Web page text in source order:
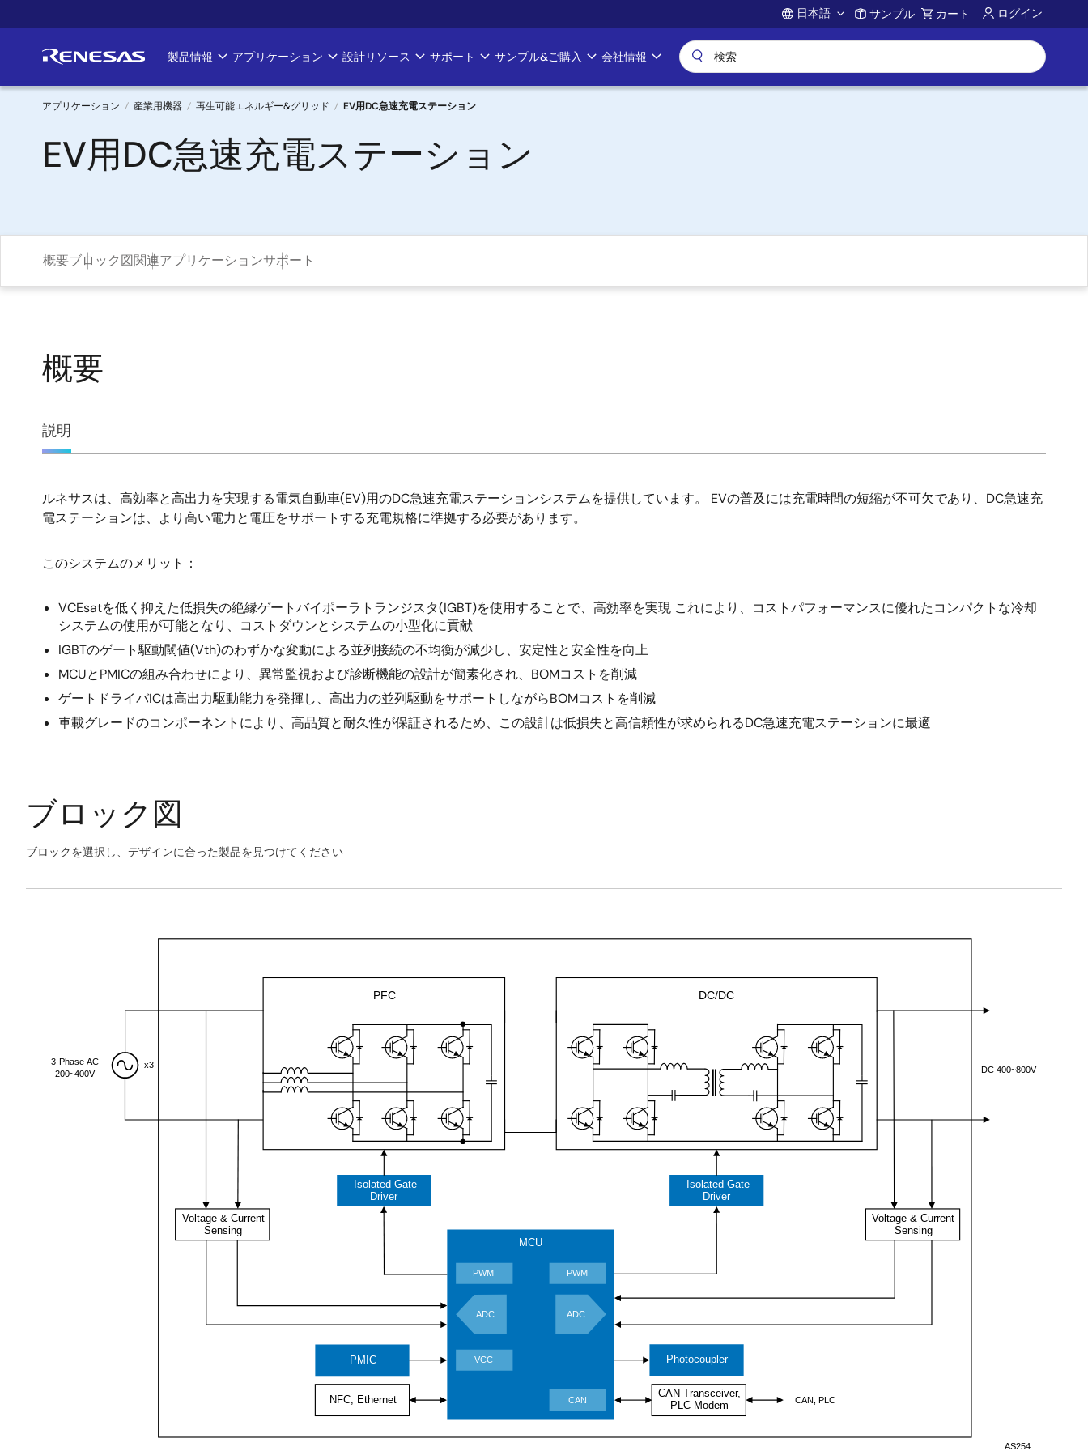
イ
ン
Account
日本語 サンプル カート ログイン
Main
navigation
製品情報 アプリケーション 設計リソース サポート サンプル&ご購入 会社情報
パ
ン
ず
アプリケーション 産業用機器 再生可能エネルギー&グリッド EV用DC急速充電ステーション
EV用DC急速充電ステーション
概要ブロック図関連アプリケーションサポート
概要
概
説明
説
ルネサスは、高効率と高出力を実現する電気自動車(EV)用のDC急速充電ステーションシステムを提供しています。 EVの普及には充電時間の短縮が不可欠であり、DC急速充
電ステーションは、より高い電力と電圧をサポートする充電規格に準拠する必要があります。
このシステムのメリット：
VCEsatを低く抑えた低損失の絶縁ゲートバイポーラトランジスタ(IGBT)を使用することで、高効率を実現 これにより、コストパフォーマンスに優れたコンパクトな冷却
システムの使用が可能となり、コストダウンとシステムの小型化に貢献
IGBTのゲート駆動閾値(Vth)のわずかな変動による並列接続の不均衡が減少し、安定性と安全性を向上
MCUとPMICの組み合わせにより、異常監視および診断機能の設計が簡素化され、BOMコストを削減
ゲートドライバICは高出力駆動能力を発揮し、高出力の並列駆動をサポートしながらBOMコストを削減
車載グレードのコンポーネントにより、高品質と耐久性が保証されるため、この設計は低損失と高信頼性が求められるDC急速充電ステーションに最適
ブロック図
ブロックを選択し、デザインに合った製品を見つけてください
interactive
AS254
Voltage & Current
Sensing
Isolated Gate
Driver
Photocoupler
CAN Transceiver,
PLC Modem
Voltage & Current
Sensing
PMIC
NFC, Ethernet
3-Phase AC
200~400V
x3
DC 400~800V
CAN, PLC
Isolated Gate
Driver
MCU
PWM PWM
ADC
ADC
VCC
CAN
PFC DC/DC